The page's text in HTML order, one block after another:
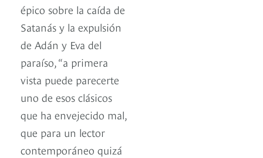
épico sobre la caída de
Satanás y la expulsión
de Adán y Eva del
paraíso, “a primera
vista puede parecerte
uno de esos clásicos
que ha envejecido mal,
que para un lector
contemporáneo quizá